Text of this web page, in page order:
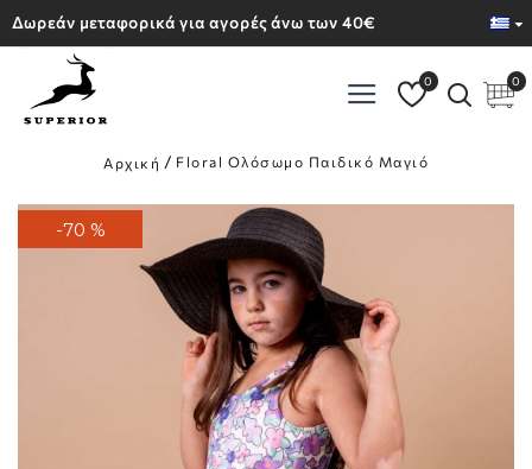
Δωρεάν μεταφορικά για αγορές άνω των 40€
0 0
Αρχική Floral Ολόσωμο Παιδικό Μαγιό
-70 %